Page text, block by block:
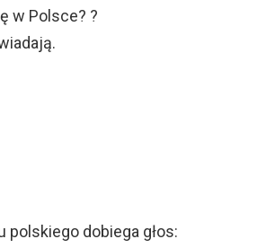
w Polsce? ?
polskiego dobiega głos: